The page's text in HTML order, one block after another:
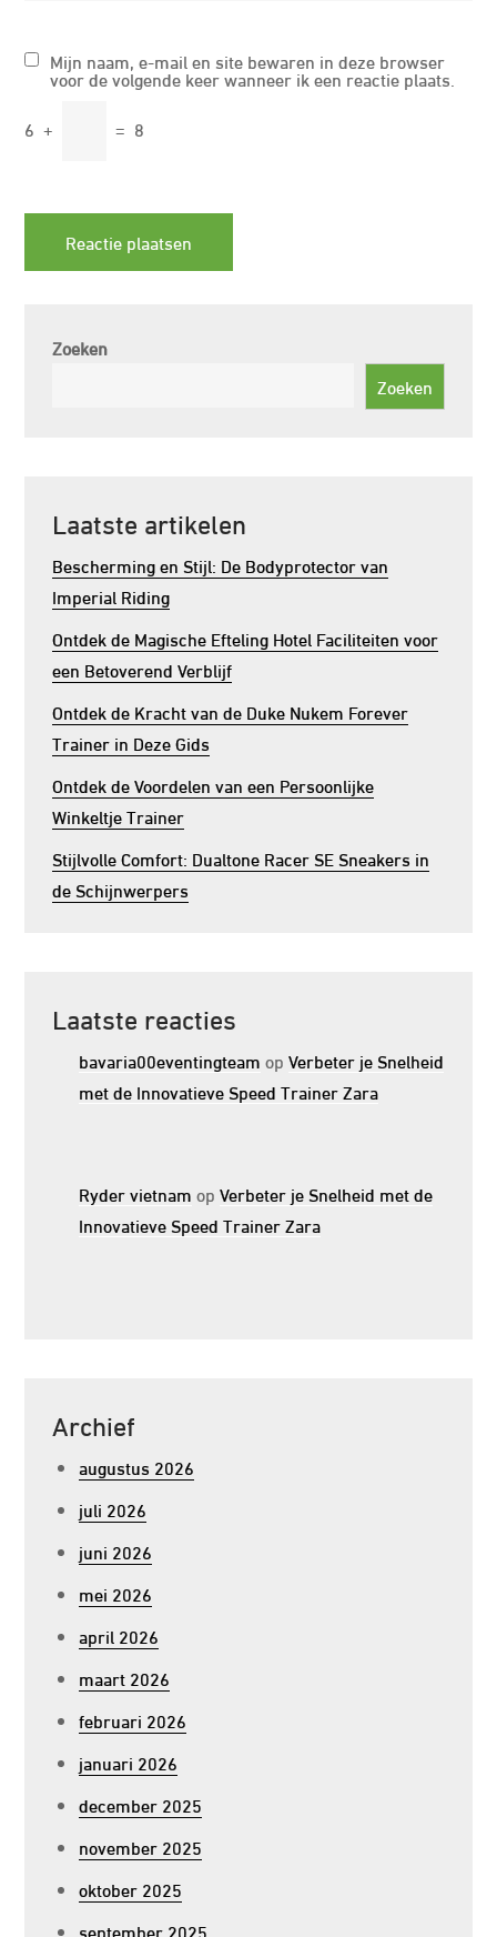
Mijn naam, e-mail en site bewaren in deze browser
voor de volgende keer wanneer ik een reactie plaats.
6 + = 8
Zoeken
Zoeken
Laatste artikelen
Bescherming en Stijl: De Bodyprotector van
Imperial Riding
Ontdek de Magische Efteling Hotel Faciliteiten voor
een Betoverend Verblijf
Ontdek de Kracht van de Duke Nukem Forever
Trainer in Deze Gids
Ontdek de Voordelen van een Persoonlijke
Winkeltje Trainer
Stijlvolle Comfort: Dualtone Racer SE Sneakers in
de Schijnwerpers
Laatste reacties
bavaria00eventingteam opVerbeter je Snelheid
met de Innovatieve Speed Trainer Zara
Ryder vietnam opVerbeter je Snelheid met de
Innovatieve Speed Trainer Zara
Archief
augustus 2026
juli 2026
juni 2026
mei 2026
april 2026
maart 2026
februari 2026
januari 2026
december 2025
november 2025
oktober 2025
september 2025